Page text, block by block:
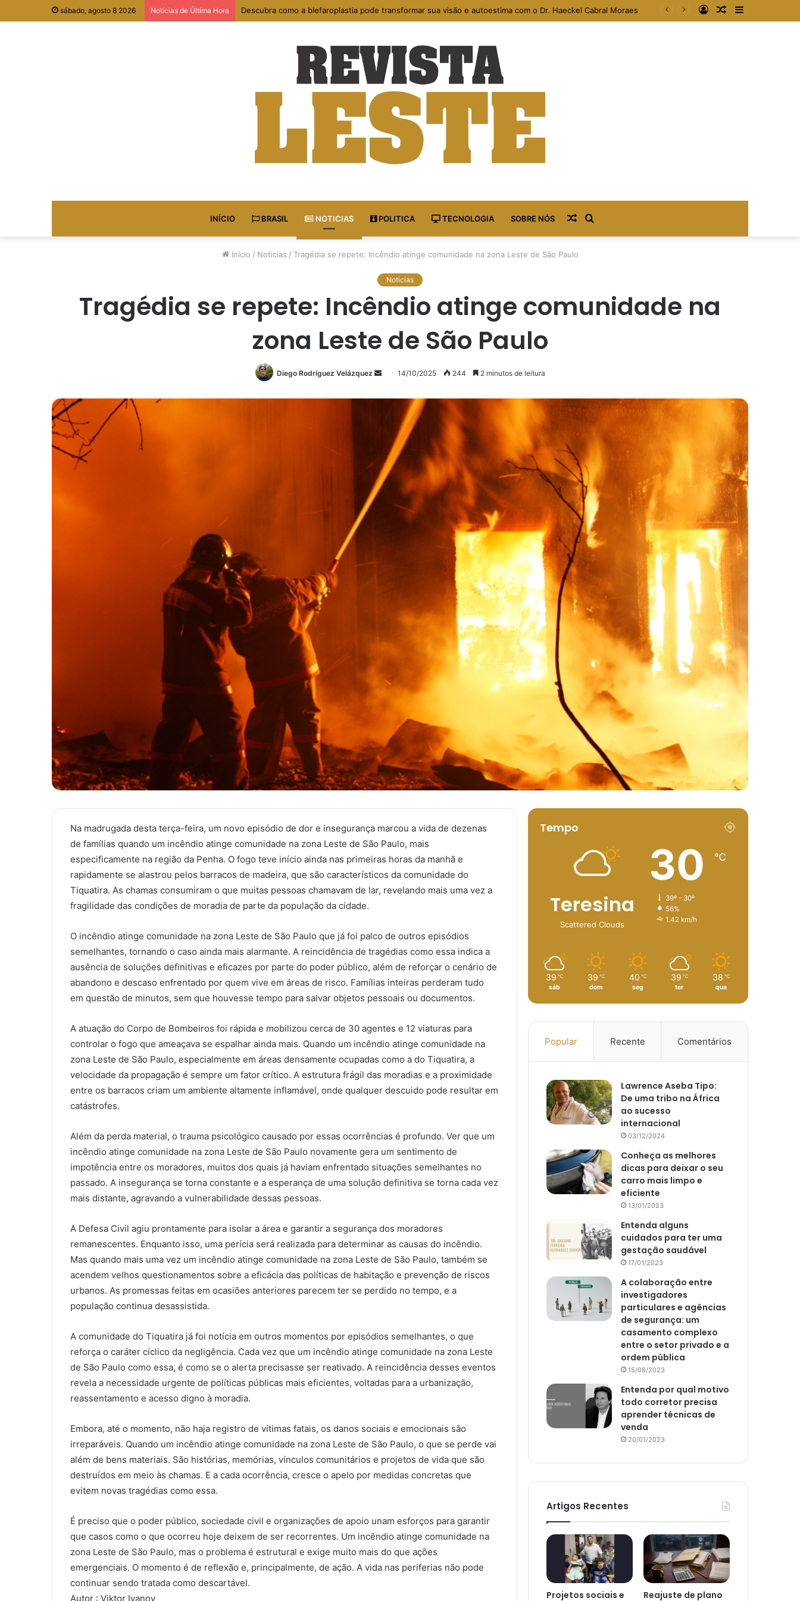
sábado, agosto 8 2026 Notícias de Última Hora Projetos sociais e voluntariado: caminhos para fortalecer comunidades vulneráveis
Artigo
Entrar
INÍCIO BRASIL NOTICIAS POLITICA TECNOLOGIA SOBRE NÓS Artigo
aleatório
Início / Noticias / Tragédia se repete: Incêndio atinge comunidade na zona Leste de São Paulo
Noticias
Tragédia se repete: Incêndio atinge comunidade na
zona Leste de São Paulo
Diego Rodríguez Velázquez
Mande14/10/2025 244 2 minutos de leitura
Na madrugada desta terça-feira, um novo episódio de dor e insegurança marcou a vida de dezenas
de famílias quando um incêndio atinge comunidade na zona Leste de São Paulo, mais
especificamente na região da Penha. O fogo teve início ainda nas primeiras horas da manhã e
rapidamente se alastrou pelos barracos de madeira, que são característicos da comunidade do
Tiquatira. As chamas consumiram o que muitas pessoas chamavam de lar, revelando mais uma vez a
fragilidade das condições de moradia de parte da população da cidade.
O incêndio atinge comunidade na zona Leste de São Paulo que já foi palco de outros episódios
semelhantes, tornando o caso ainda mais alarmante. A reincidência de tragédias como essa indica a
ausência de soluções definitivas e eficazes por parte do poder público, além de reforçar o cenário de
abandono e descaso enfrentado por quem vive em áreas de risco. Famílias inteiras perderam tudo
em questão de minutos, sem que houvesse tempo para salvar objetos pessoais ou documentos.
A atuação do Corpo de Bombeiros foi rápida e mobilizou cerca de 30 agentes e 12 viaturas para
controlar o fogo que ameaçava se espalhar ainda mais. Quando um incêndio atinge comunidade na
zona Leste de São Paulo, especialmente em áreas densamente ocupadas como a do Tiquatira, a
velocidade da propagação é sempre um fator crítico. A estrutura frágil das moradias e a proximidade
entre os barracos criam um ambiente altamente inflamável, onde qualquer descuido pode resultar em
catástrofes.
Além da perda material, o trauma psicológico causado por essas ocorrências é profundo. Ver que um
incêndio atinge comunidade na zona Leste de São Paulo novamente gera um sentimento de
impotência entre os moradores, muitos dos quais já haviam enfrentado situações semelhantes no
passado. A insegurança se torna constante e a esperança de uma solução definitiva se torna cada vez
mais distante, agravando a vulnerabilidade dessas pessoas.
A Defesa Civil agiu prontamente para isolar a área e garantir a segurança dos moradores
remanescentes. Enquanto isso, uma perícia será realizada para determinar as causas do incêndio.
Mas quando mais uma vez um incêndio atinge comunidade na zona Leste de São Paulo, também se
acendem velhos questionamentos sobre a eficácia das políticas de habitação e prevenção de riscos
urbanos. As promessas feitas em ocasiões anteriores parecem ter se perdido no tempo, e a
população continua desassistida.
A comunidade do Tiquatira já foi notícia em outros momentos por episódios semelhantes, o que
reforça o caráter cíclico da negligência. Cada vez que um incêndio atinge comunidade na zona Leste
de São Paulo como essa, é como se o alerta precisasse ser reativado. A reincidência desses eventos
revela a necessidade urgente de políticas públicas mais eficientes, voltadas para a urbanização,
reassentamento e acesso digno à moradia.
Embora, até o momento, não haja registro de vítimas fatais, os danos sociais e emocionais são
irreparáveis. Quando um incêndio atinge comunidade na zona Leste de São Paulo, o que se perde vai
além de bens materiais. São histórias, memórias, vínculos comunitários e projetos de vida que são
destruídos em meio às chamas. E a cada ocorrência, cresce o apelo por medidas concretas que
evitem novas tragédias como essa.
É preciso que o poder público, sociedade civil e organizações de apoio unam esforços para garantir
que casos como o que ocorreu hoje deixem de ser recorrentes. Um incêndio atinge comunidade na
zona Leste de São Paulo, mas o problema é estrutural e exige muito mais do que ações
emergenciais. O momento é de reflexão e, principalmente, de ação. A vida nas periferias não pode
continuar sendo tratada como descartável.
Autor : Viktor Ivanov
Tempo
Teresina
Scattered Clouds
30 ℃
39º - 30º
56%
1.42 km/h
39 ℃
sáb
39 ℃
dom
40 ℃
seg
39 ℃
ter
38 ℃
qua
Popular Recente Comentários
Lawrence Aseba Tipo:
De uma tribo na África
ao sucesso
internacional
03/12/2024
Conheça as melhores
dicas para deixar o seu
carro mais limpo e
eficiente
13/01/2023
Entenda alguns
cuidados para ter uma
gestação saudável
17/01/2023
A colaboração entre
investigadores
particulares e agências
de segurança: um
casamento complexo
entre o setor privado e a
ordem pública
15/08/2023
Entenda por qual motivo
todo corretor precisa
aprender técnicas de
venda
20/01/2023
Artigos Recentes
Projetos sociais e
Reajuste de plano